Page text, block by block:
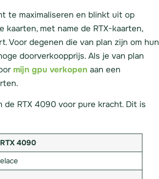
te maximaliseren en blinkt uit op
kaarten, met name de RTX-kaarten,
Voor degenen die van plan zijn om hun
doorverkoopprijs. Als je van plan
mijn gpu verkopenaan een
de RTX 4090 voor pure kracht. Dit is
4090